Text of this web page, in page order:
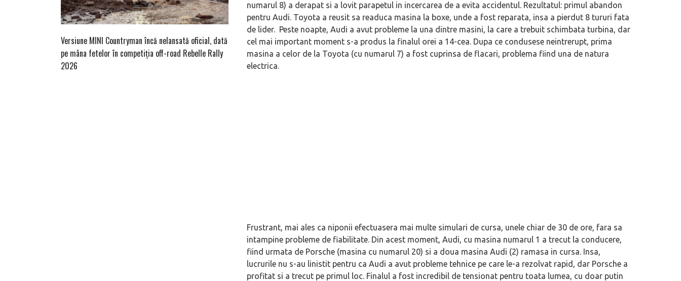
numarul 8) a derapat si a lovit parapetul in incercarea de a evita accidentul. Rezultatul: primul abandon
pentru Audi. Toyota a reusit sa readuca masina la boxe, unde a fost reparata, insa a pierdut 8 tururi fata
de lider. Peste noapte, Audi a avut probleme la una dintre masini, la care a trebuit schimbata turbina, dar
cel mai important moment s-a produs la finalul orei a 14-cea. Dupa ce condusese neintrerupt, prima
masina a celor de la Toyota (cu numarul 7) a fost cuprinsa de flacari, problema fiind una de natura
electrica.
Frustrant, mai ales ca niponii efectuasera mai multe simulari de cursa, unele chiar de 30 de ore, fara sa
intampine probleme de fiabilitate. Din acest moment, Audi, cu masina numarul 1 a trecut la conducere,
fiind urmata de Porsche (masina cu numarul 20) si a doua masina Audi (2) ramasa in cursa. Insa,
lucrurile nu s-au linistit pentru ca Audi a avut probleme tehnice pe care le-a rezolvat rapid, dar Porsche a
profitat si a trecut pe primul loc. Finalul a fost incredibil de tensionat pentru toata lumea, cu doar putin
Versiune MINI Countryman încă nelansată oficial, dată
pe mâna fetelor în competiția off-road Rebelle Rally
2026
Dacă viața e „heavy duty”, măcar să-i ai alături pe cei
mai buni!
GAC AION vine oficial în România. Primele modele
electrice vor fi AION V și AION UT
Acord de maximă importanță
Ford vizând uzina din Valencia,